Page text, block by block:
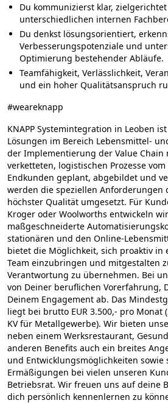
Du kommunizierst klar,
unterschiedlichen internen
Du denkst lösungsorientiert,
Verbesserungspotenziale und
Optimierung bestehender Abläufe.
Teamfähigkeit, Verlässlichkeit,
und ein hoher Qualitätsanspruch
#weareknapp
KNAPP Systemintegration in Leoben
Lösungen im Bereich Lebensmittel-
der Implementierung der Value Chain
verketteten, logistischen Prozesse
Endkunden geplant, abgebildet und
werden die speziellen Anforderungen
höchster Qualität umgesetzt. Für
Kroger oder Woolworths entwickeln
maßgeschneiderte
stationären und den Online-
bietet die Möglichkeit, sich proaktiv in
Team einzubringen und mitgestalten
Verantwortung zu übernehmen. Bei
von Deiner beruflichen Vorerfahrung,
Deinem Engagement ab. Das
liegt bei brutto EUR 3.500,- pro Monat
KV für Metallgewerbe). Wir bieten
neben einem Werksrestaurant,
anderen Benefits auch ein breites
und Entwicklungsmöglichkeiten sowie
Ermäßigungen bei vielen unseren
Betriebsrat. Wir freuen uns auf deine
dich persönlich kennenlernen zu